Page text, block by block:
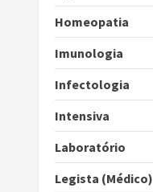
Homeopatia
Imunologia
Infectologia
Intensiva
Laboratório
Legista (Médico)